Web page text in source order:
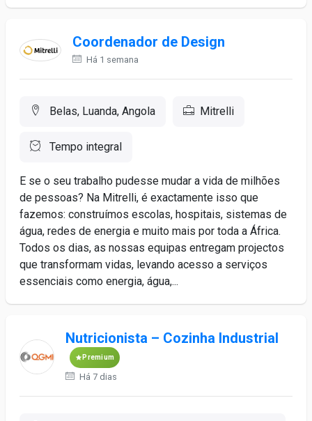
Coordenador de Design
Há 1 semana
Belas, Luanda, Angola Mitrelli
Tempo integral
E se o seu trabalho pudesse mudar a vida de milhões
de pessoas? Na Mitrelli, é exactamente isso que
fazemos: construímos escolas, hospitais, sistemas de
água, redes de energia e muito mais por toda a África.
Todos os dias, as nossas equipas entregam projectos
que transformam vidas, levando acesso a serviços
essenciais como energia, água,...
Nutricionista – Cozinha Industrial
Premium
Há 7 dias